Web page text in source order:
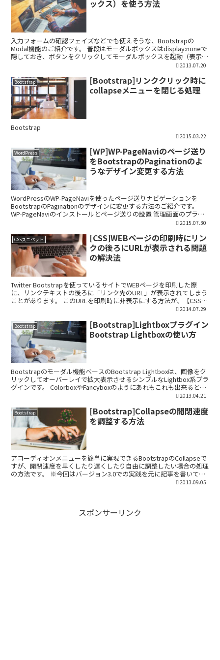
ックス）を使う方法
入力フォームの確認フェイズなどでも使えそうな、Bootstrapの
Modal機能のご紹介です。 普段はモーダルボックスはdisplay:noneで
隠しておき、ボタンをクリックしてモーダルボックスを起動（表示）
2013.07.20
Bootstrap
[Bootstrap]リンククリック時に
collapseメニューを閉じる処理
Bootstrap
2015.03.22
WordPress
[WP]WP-PageNaviのページ送り
をBootstrapのPaginationのよ
うなデザイン変更する方法
WordPressのWP-PageNaviを使ったページ送りナビゲーションを
BootstrapのPaginationのデザインに変更する方法のご紹介です。
WP-PageNaviのインストールとページ送りの設置 管理画面のプラグ
2015.07.30
CSSスニペット
[CSS]WEBページの印刷時にリン
クの後ろにURLが表示される問題
の解決法
Twitter Bootstrapを使っているサイトでWEBページを印刷した際
に、リンクテキストの後ろに「リンク先のURL」が表示されてしまう
ことがあります。 このURLを印刷時に非表示にする方法が、【CSS】
2014.07.29
Bootstrap
[Bootstrap]Lightboxプラグイン
Bootstrap Lightboxの使い方
Bootstrapのモーダル機能ベースのBootstrap Lightboxは、画像をク
リックしてオーバーレイで拡大表示させるシンプルなLightbox系プラ
グインです。 ColorboxやFancyboxのようにあれもこれも出来るとい
2013.04.21
Bootstrap
[Bootstrap]Collapseの開閉速度
を調整する方法
アコーディオンメニューを簡単に実現できるBootstrapのCollapseで
すが、開閉速度を早くしたり遅くしたり自由に調整したい場合の処理
の方法です。 ※今回はバージョン3.0での実践を元に記事を書いてお
2013.09.05
スポンサーリンク